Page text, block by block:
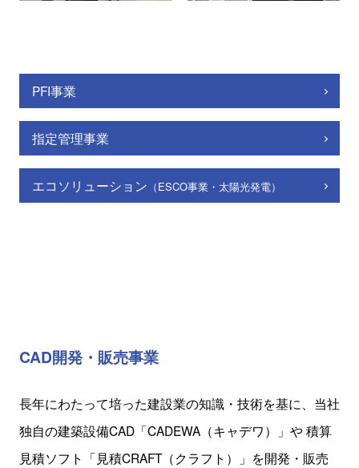
PFI事業
指定管理事業
エコソリューション （ESCO事業・太陽光発電）
CAD開発・販売事業
長年にわたって培った建設業の知識・技術を基に、 当社
独自の建築設備CAD「CADEWA（キャデワ）」や積算
見積ソフト「見積CRAFT（クラフト）」を開発・販売